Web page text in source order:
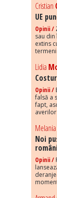
Cristian
UE
Opinii /
sau din
extins
Lidia
Opinii /
falsă a
fapt,
Melania
Noi
Opinii /